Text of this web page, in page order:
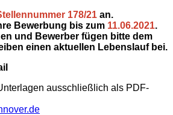
178/21 an.
Bewerbung bis zum 11.06.2021.
und Bewerber fügen bitte dem
einen aktuellen Lebenslauf bei.
ausschließlich als PDF-